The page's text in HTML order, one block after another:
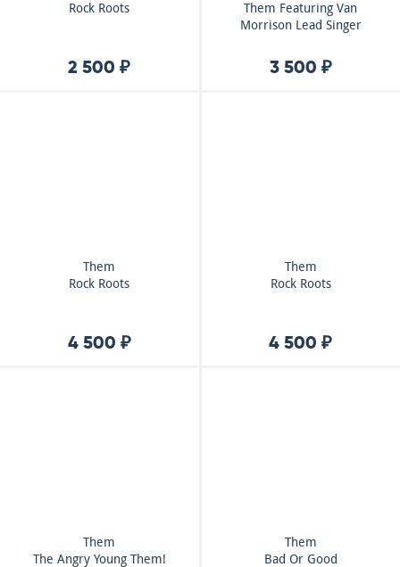
Rock Roots
2 500 ₽
Them Featuring Van
Morrison Lead Singer
3 500 ₽
Them
Rock Roots
4 500 ₽
Them
Rock Roots
4 500 ₽
Them
The Angry Young Them!
Them
Bad Or Good